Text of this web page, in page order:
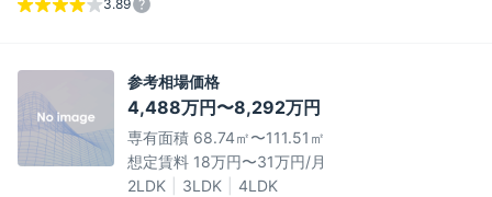
3.89
参考相場価格
4,488万円〜8,292万円
専有面積 68.74㎡〜111.51㎡
想定賃料 18万円〜31万円/月
2LDK
3LDK 4LDK